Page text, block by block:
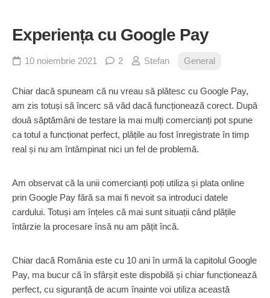
Experiența cu Google Pay
10 noiembrie 2021 2 Stefan General
Chiar dacă spuneam că nu vreau să plătesc cu Google Pay,
am zis totuși să încerc să văd dacă funcționează corect. După
două săptămâni de testare la mai mulți comercianți pot spune
ca totul a funcționat perfect, plățile au fost înregistrate în timp
real și nu am întâmpinat nici un fel de problemă.
Am observat că la unii comercianți poți utiliza și plata online
prin Google Pay fără sa mai fi nevoit sa introduci datele
cardului. Totuși am înțeles că mai sunt situații când plățile
întârzie la procesare însă nu am pățit încă.
Chiar dacă România este cu 10 ani în urmă la capitolul Google
Pay, ma bucur că în sfârșit este dispobilă și chiar funcționează
perfect, cu siguranță de acum înainte voi utiliza această